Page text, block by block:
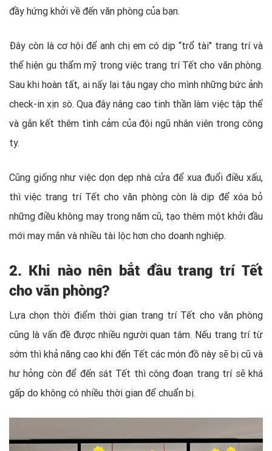
đầy hứng khởi về đến văn phòng của bạn.
Đây còn là cơ hội để anh chị em có dịp “trổ tài" trang trí và
thể hiện gu thẩm mỹ trong việc trang trí Tết cho văn phòng.
Sau khi hoàn tất, ai nấy lại tậu ngay cho mình những bức ảnh
check-in xịn sò. Qua đây nâng cao tinh thần làm việc tập thể
và gắn kết thêm tình cảm của đội ngũ nhân viên trong công
ty.
Cũng giống như việc dọn dẹp nhà cửa để xua đuổi điều xấu,
thì việc trang trí Tết cho văn phòng còn là dịp để xóa bỏ
những điều không may trong năm cũ, tạo thêm một khởi đầu
mới may mắn và nhiều tài lộc hơn cho doanh nghiệp.
2. Khi nào nên bắt đầu trang trí Tết
cho văn phòng?
Lựa chọn thời điểm thời gian trang trí Tết cho văn phòng
cũng là vấn đề được nhiều người quan tâm. Nếu trang trí từ
sớm thì khả năng cao khi đến Tết các món đồ này sẽ bị cũ và
hư hỏng còn để đến sát Tết thì công đoạn trang trí sẽ khá
gấp do không có nhiều thời gian để chuẩn bị.